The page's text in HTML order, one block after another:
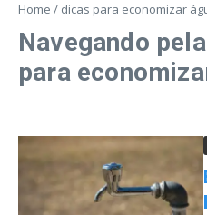
Home / dicas para economizar
Navegando
para